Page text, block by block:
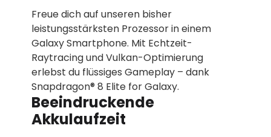
Freue dich auf unseren bisher
leistungsstärksten Prozessor in einem
Galaxy Smartphone. Mit Echtzeit-
Raytracing und Vulkan-Optimierung
erlebst du flüssiges Gameplay – dank
Snapdragon® 8 Elite for Galaxy.
Beeindruckende
Akkulaufzeit